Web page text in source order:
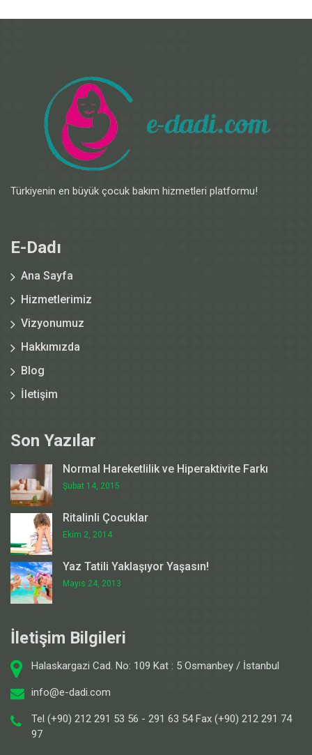
Türkiyenin en büyük çocuk bakım hizmetleri platformu!
E-Dadı
Ana Sayfa
Hizmetlerimiz
Vizyonumuz
Hakkımızda
Blog
İletişim
Son Yazılar
Normal Hareketlilik ve Hiperaktivite Farkı
Şubat 14, 2015
Ritalinli Çocuklar
Ekim 2, 2014
Yaz Tatili Yaklaşıyor Yaşasın!
Mayıs 24, 2013
İletişim Bilgileri
Halaskargazi Cad. No: 109 Kat : 5 Osmanbey / İstanbul
info@e-dadi.com
Tel (+90) 212 291 53 56 - 291 63 54 Fax (+90) 212 291 74
97